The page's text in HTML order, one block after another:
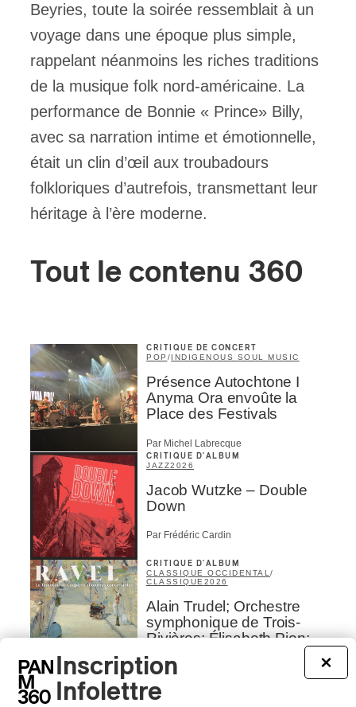
Beyries, toute la soirée ressemblait à un
voyage dans une époque plus simple,
rappelant néanmoins les riches traditions
de la musique folk nord-américaine. La
performance de Bonnie « Prince» Billy,
avec sa narration intime et émotionnelle,
était un clin d’œil aux troubadours
folkloriques d’autrefois, transmettant leur
héritage à l’ère moderne.
Tout le contenu 360
CRITIQUE DE CONCERT
POP / INDIGENOUS SOUL MUSIC
Présence Autochtone I
Anyma Ora envoûte la
Place des Festivals
Par Michel Labrecque
CRITIQUE D'ALBUM
JAZZ2026
Jacob Wutzke – Double
Down
Par Frédéric Cardin
CRITIQUE D'ALBUM
CLASSIQUE OCCIDENTAL /
CLASSIQUE 2026
Alain Trudel; Orchestre
symphonique de Trois-
Rivières; Élisabeth Pion;
Valérie Milot – Ravel
INTERVIEW
×
Inscription
Infolettre